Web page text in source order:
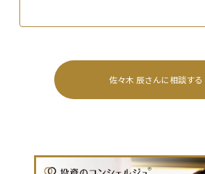
佐々木 辰さんに相談する